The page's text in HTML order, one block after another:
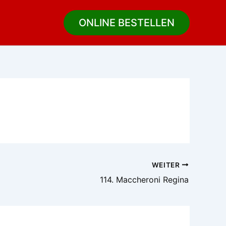
ONLINE BESTELLEN
WEITER
114. Maccheroni Regina